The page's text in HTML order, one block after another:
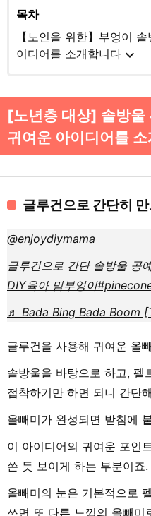
목차
【노인을 위한】부엉이
이디어를 소개합니다 expand_more
[노년층 대상] 솔방울
귀여운 아이디어를
글루건으로 간단히
@enjoydiymama
글루건으로 간단 솔방울 공
DIY육아 맘부엉이
♬ Bada Bing Bada Boom
글루건을 사용해 귀여운 올
솔방울을 바탕으로 하고, 펠
접착하기만 하면 되니 간단
올빼미가 완성되면 받침에
이 아이디어의 귀여운 포인
쓴 듯 보이게 하는 부분이죠.
올빼미의 눈은 기본적으로
쓰면 또 다른 느낌의 올빼미